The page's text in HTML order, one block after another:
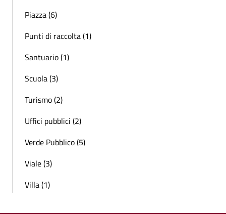
Piazza (6)
Punti di raccolta (1)
Santuario (1)
Scuola (3)
Turismo (2)
Uffici pubblici (2)
Verde Pubblico (5)
Viale (3)
Villa (1)